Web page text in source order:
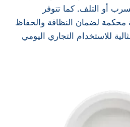
أو التلف. كما تتوفر
محكمة لضمان النظافة والحفاظ